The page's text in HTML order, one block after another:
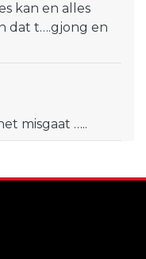
kan en alles
dat t….gjong en
misgaat …..